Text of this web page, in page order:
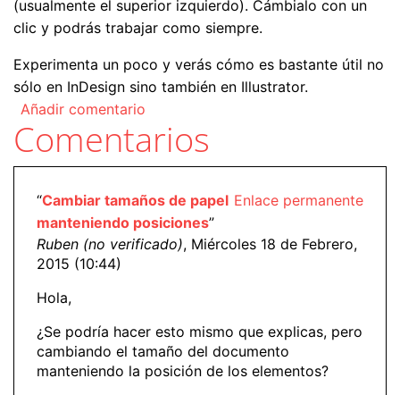
(usualmente el superior izquierdo). Cámbialo con un
clic y podrás trabajar como siempre.
Experimenta un poco y verás cómo es bastante útil no
sólo en InDesign sino también en Illustrator.
Añadir comentario
Comentarios
Enlace permanente
“Cambiar tamaños de papel
manteniendo posiciones”
Ruben (no verificado), Miércoles 18 de Febrero,
2015 (10:44)
Hola,
¿Se podría hacer esto mismo que explicas, pero
cambiando el tamaño del documento
manteniendo la posición de los elementos?